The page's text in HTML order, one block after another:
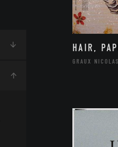
HAIR,
GRAUX